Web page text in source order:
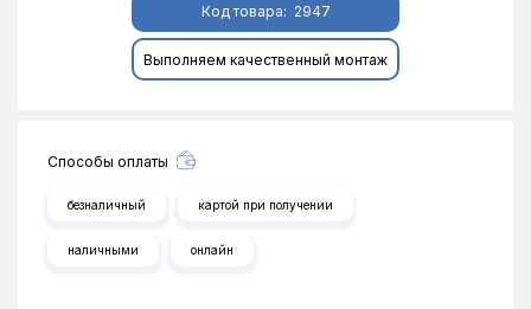
Код товара: 2947
Выполняем качественный монтаж
Способы оплаты
безналичный картой при получении
наличными онлайн